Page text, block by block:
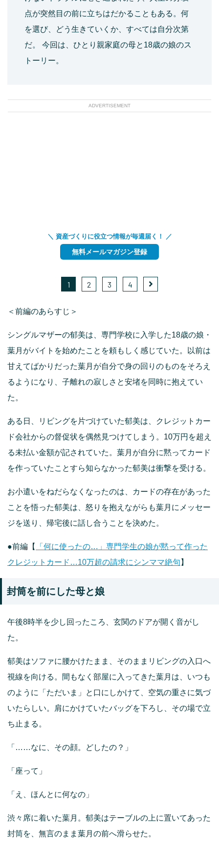
点が突然目の前に立ちはだかることもある。何
を選び、どう生きていくか、すべては自分次第
だ。 今回は、ひとり親家庭の母と18歳の娘のス
トーリー。
ADVERTISEMENT
＼ 資産づくりに役立つ情報が毎週届く！ ／
無料メールマガジン登録
1 2 3 4
＜前編のあらすじ＞
シングルマザーの郁美は、専門学校に入学した18歳の娘・
葉月がバイトを始めたことを頼もしく感じていた。以前は
甘えてばかりだった葉月が自分で身の回りのものをそろえ
るようになり、子離れの寂しさと安堵を同時に抱えてい
た。
ある日、リビングを片づけていた郁美は、クレジットカー
ド会社からの督促状を偶然見つけてしまう。10万円を超え
る未払い金額が記されていた。葉月が自分に黙ってカード
を作っていたことすら知らなかった郁美は衝撃を受ける。
お小遣いをねだらなくなったのは、カードの存在があった
ことを悟った郁美は、怒りを抱えながらも葉月にメッセー
ジを送り、帰宅後に話し合うことを決めた。
●前編【
「何に使ったの…」専門学生の娘が黙って作った
クレジットカード…10万超の請求にシンママ絶句 】
封筒を前にした母と娘
午後8時半を少し回ったころ、玄関のドアが開く音がし
た。
郁美はソファに腰かけたまま、そのままリビングの入口へ
視線を向ける。間もなく部屋に入ってきた葉月は、いつも
のように「ただいま」と口にしかけて、空気の重さに気づ
いたらしい。肩にかけていたバッグを下ろし、その場で立
ち止まる。
「……なに、その顔。どしたの？」
「座って」
「え、ほんとに何なの」
渋々席に着いた葉月。郁美はテーブルの上に置いてあった
封筒を、無言のまま葉月の前へ滑らせた。